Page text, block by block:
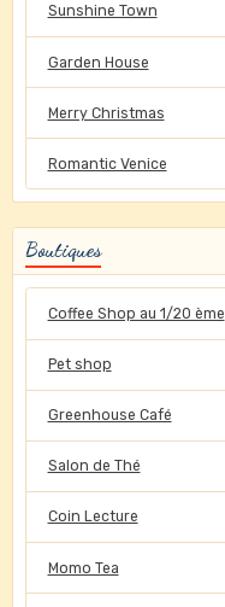
Sunshine Town
Garden House
Merry Christmas
Romantic Venice
Boutiques
Coffee Shop au 1/20 ème
Pet shop
Greenhouse Café
Salon de Thé
Coin Lecture
Momo Tea